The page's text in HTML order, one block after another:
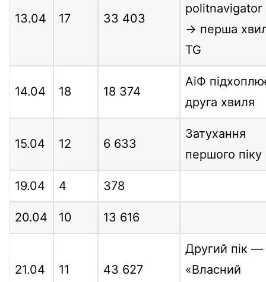
13.04 17 33 403
politnavigator
→ перша
TG
14.04 18 18 374
АіФ
друга хвиля
15.04 12 6 633
Затухання
першого піку
19.04 4 378
20.04 10 13 616
21.04 11 43 627
Другий пік —
«Власний